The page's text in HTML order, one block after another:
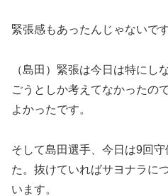
緊張感もあったんじゃないで
（島田）緊張は今日は特にし
ごうとしか考えてなかったの
よかったです。
そして島田選手、今日は9回
た。抜けていればサヨナラに
います。